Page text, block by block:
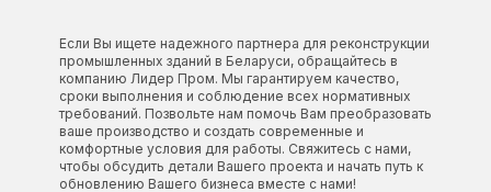
Если Вы ищете надежного партнера для реконструкции
промышленных зданий в Беларуси, обращайтесь в
компанию Лидер Пром. Мы гарантируем качество,
сроки выполнения и соблюдение всех нормативных
требований. Позвольте нам помочь Вам преобразовать
ваше производство и создать современные и
комфортные условия для работы. Свяжитесь с нами,
чтобы обсудить детали Вашего проекта и начать путь к
обновлению Вашего бизнеса вместе с нами!